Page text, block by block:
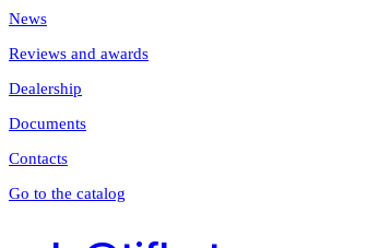
News
Reviews and awards
Dealership
Documents
Contacts
Go to the catalog